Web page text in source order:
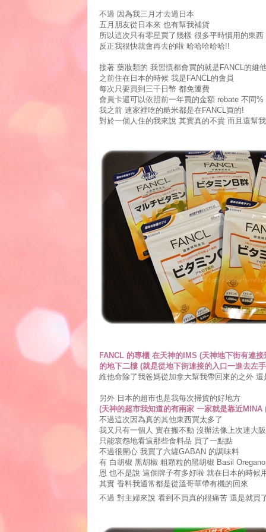
不過 因為我三月才去過日本
五月朋友從日本來 也有幫我補貨
所以這次只有零星買了幾樣 很多平時慣用的東
反正我很快就會再去的啦 哈哈哈哈哈!!
接著 藥妝類的 我習慣都會買的就是FANCL的維
之前住在日本的時候 我是FANCL的會員
每次只要買到三千日幣 都免運費
會員卡還可以依照前一年買的金額 rebate 不同%
我之前 連家裡吃的糙米都是在FANCL買的!
對於一個人住的我來說 其實真的不貴 而且還幫
FANCL 的專櫃 在天神的IMS (天神地下街有連接
的地下二樓 (就是從地下街連接的入口一進去左
維他命除了我爸媽從加拿大幫我帶回來的之外
另外 日本的超市也是我每次掃貨的好地方
(天神的超市我知道的有兩家 一家就是靠近
不過這次因為真的其他東西買太多了
我又只有一個人 實在搬不動 沒辦法像上次連大
只能哀怨地看這那些食料品 買了一點點
不過很開心 我買了六罐GABAN 的調味料
有 白胡椒 黑胡椒 粗顆粒的黑胡椒 Basil
恩 也不是說 這個牌子有多好啦 就在日本的時候
其實 香料我通常都是從溫哥華帶有機的回來
不過 對主婦來說 看到不買真的很痛苦 還是就買